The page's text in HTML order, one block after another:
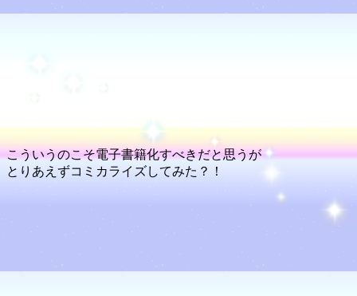
こういうのこそ電子書籍化すべきだと思うが
とりあえずコミカライズしてみた？！